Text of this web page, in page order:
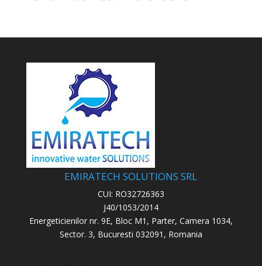
EMIRATECH SOLUTIONS SRL
CUI: RO32726363
J40/1053/2014
Energeticienilor nr. 9E, Bloc M1, Parter, Camera 1034,
Sector. 3, Bucuresti 032091, Romania